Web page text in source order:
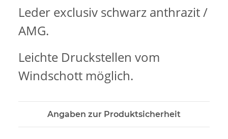
Leder exclusiv schwarz anthrazit /
AMG.
Leichte Druckstellen vom
Windschott möglich.
Angaben zur Produktsicherheit